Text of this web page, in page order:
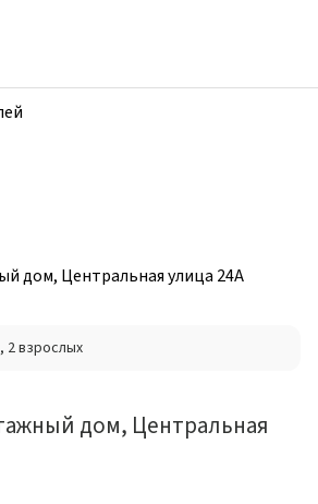
дoм, Центральная улица 24А
, 2 взрослых
дoм, Центральная